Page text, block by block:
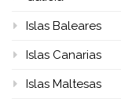
Islas Baleares
Islas Canarias
Islas Maltesas